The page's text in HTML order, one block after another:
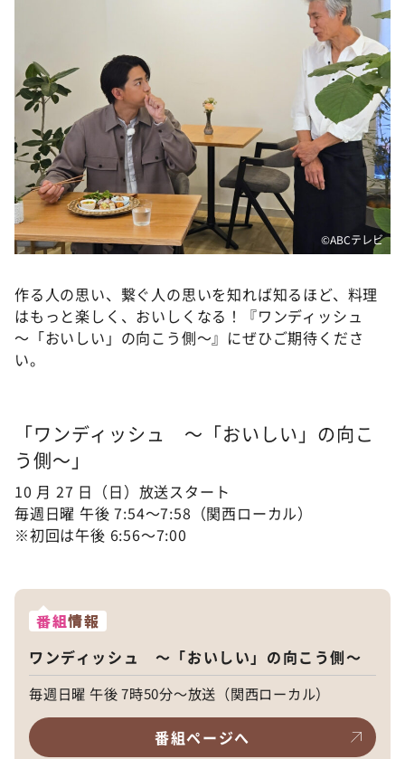
©ABCテレビ
作る人の思い、繋ぐ人の思いを知れば知るほど、料理
はもっと楽しく、おいしくなる！『ワンディッシュ
～「おいしい」の向こう側～』にぜひご期待くださ
い。
「ワンディッシュ ～「おいしい」の向こ
う側～」
10 月 27 日（日）放送スタート
毎週日曜 午後 7:54～7:58（関西ローカル）
※初回は午後 6:56〜7:00
番組情報
ワンディッシュ ～「おいしい」の向こう側～
毎週日曜 午後 7時50分～放送（関西ローカル）
番組ページへ